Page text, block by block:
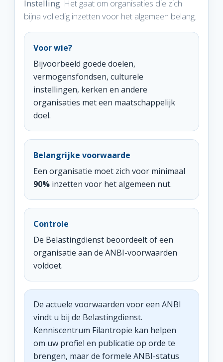
Instelling. Het gaat om organisaties die zich
bijna volledig inzetten voor het algemeen belang.
Voor wie?
Bijvoorbeeld goede doelen,
vermogensfondsen, culturele
instellingen, kerken en andere
organisaties met een maatschappelijk
doel.
Belangrijke voorwaarde
Een organisatie moet zich voor minimaal
90% inzetten voor het algemeen nut.
Controle
De Belastingdienst beoordeelt of een
organisatie aan de ANBI-voorwaarden
voldoet.
De actuele voorwaarden voor een ANBI
vindt u bij de Belastingdienst.
Kenniscentrum Filantropie kan helpen
om uw profiel en publicatie op orde te
brengen, maar de formele ANBI-status